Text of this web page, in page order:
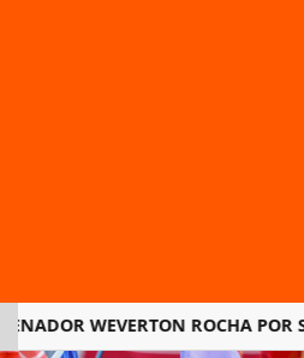
WEVERTON ROCHA POR